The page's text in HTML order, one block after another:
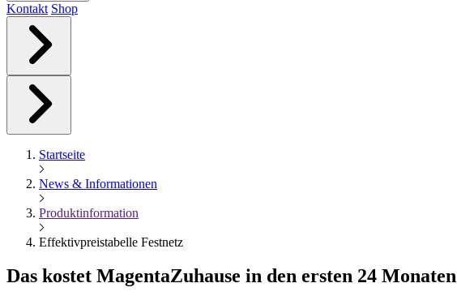
Kontakt Shop
Startseite
News & Informationen
Produktinformation
Effektivpreistabelle Festnetz
Das kostet MagentaZuhause in den ersten 24 Monaten